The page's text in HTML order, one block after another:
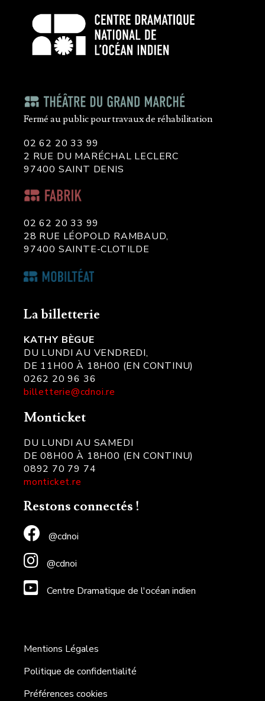
Fermé au public pour travaux de réhabilitation
02 62 20 33 99
2 RUE DU MARÉCHAL LECLERC
97400 SAINT DENIS
02 62 20 33 99
28 RUE LÉOPOLD RAMBAUD,
97400 SAINTE-CLOTILDE
La billetterie
KATHY BÈGUE
DU LUNDI AU VENDREDI,
DE 11H00 À 18H00 (EN CONTINU)
0262 20 96 36
billetterie@cdnoi.re
Monticket
DU LUNDI AU SAMEDI
DE 08H00 À 18H00 (EN CONTINU)
0892 70 79 74
monticket.re
Restons connectés !
@cdnoi
@cdnoi
Centre Dramatique de l'océan indien
Mentions Légales
Politique de confidentialité
Préférences cookies